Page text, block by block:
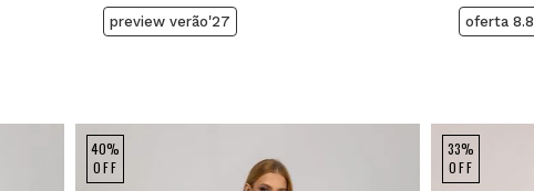
preview verão'27 oferta 8.8
40%
OFF
33%
OFF